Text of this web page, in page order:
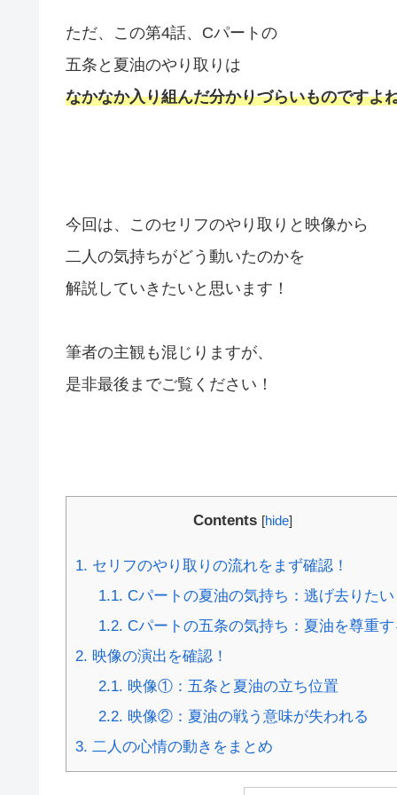
ただ、この第4話、Cパートの
五条と夏油のやり取りは
なかなか入り組んだ分かりづらいものですよ
今回は、このセリフのやり取りと映像から
二人の気持ちがどう動いたのかを
解説していきたいと思います！
筆者の主観も混じりますが、
是非最後までご覧ください！
Contents [hide]
1. セリフのやり取りの流れをまず確認！
1.1. Cパートの夏油の気持ち：逃げ去りたい
1.2. Cパートの五条の気持ち：夏油を尊重す
2. 映像の演出を確認！
2.1. 映像①：五条と夏油の立ち位置
2.2. 映像②：夏油の戦う意味が失われる
3. 二人の心情の動きをまとめ